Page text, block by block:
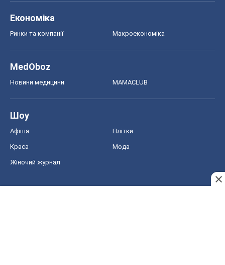
Економіка
Ринки та компанії Макроекономіка
MedOboz
Новини медицини MAMACLUB
Шоу
Афіша Плітки
Краса Мода
Жіночий журнал